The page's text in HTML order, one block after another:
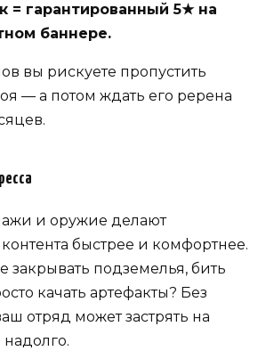
= гарантированный 5★ на
баннере.
вы рискуете пропустить
— а потом ждать его ререна
и оружие делают
быстрее и комфортнее.
закрывать подземелья, бить
качать артефакты? Без
отряд может застрять на